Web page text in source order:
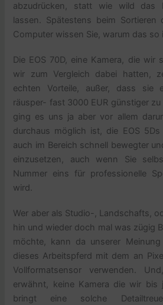
abzudrücken, statt wie wild das
lassen. Spätestens beim Sortieren
Computer wissen Sie, warum das so
Die EOS 70D, eine Kamera, die wir
wir zum Vergleich dabei hatten,
echten Vorteile, außer, dass sie
räusper- fast 3000 EUR günstiger
ging es uns ja aber vor allem
durchaus möglich ist, die EOS 5Ds
auch im Bereich schnell bewegter
einzusetzen, auch wenn Sie
Nummer eins für professionelle
wird.
Wer aber als Studio-, Landschafts,
hin und wieder doch mal was zügig
möchte, kann da unserer
dieses Arbeitspferd mit dem an
Vollformatsensor verwenden.
erwähnt, keine Kamera die wir bis
bringt eine solche